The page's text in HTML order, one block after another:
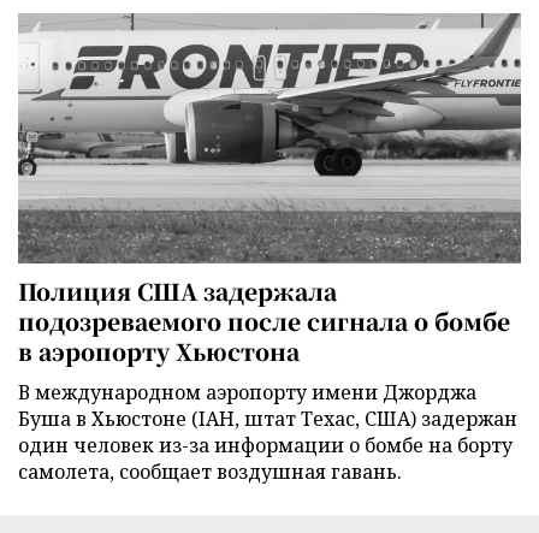
Полиция США задержала
подозреваемого после сигнала о бомбе
в аэропорту Хьюстона
В международном аэропорту имени Джорджа
Буша в Хьюстоне (IAH, штат Техас, США) задержан
один человек из-за информации о бомбе на борту
самолета, сообщает воздушная гавань.